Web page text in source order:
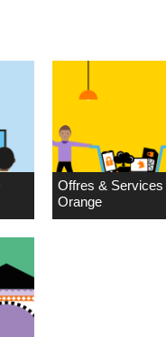
Offres & Services
Orange